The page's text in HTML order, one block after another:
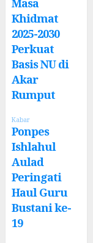
Masa
Khidmat
2025-2030
Perkuat
Basis NU di
Akar
Rumput
Kabar
Ponpes
Ishlahul
Aulad
Peringati
Haul Guru
Bustani ke-
19